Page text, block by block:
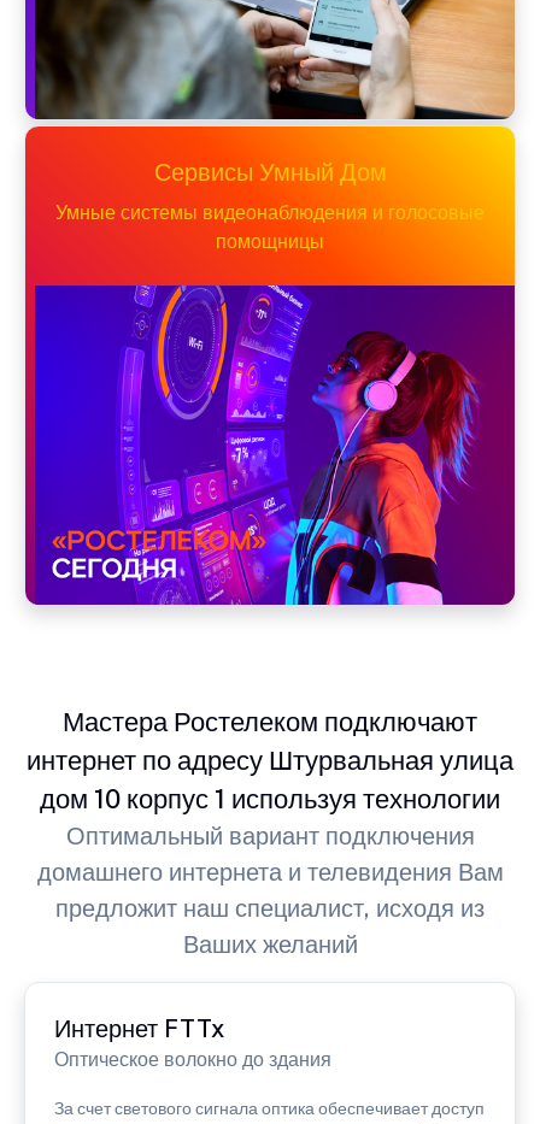
Сервисы Умный Дом
Умные системы видеонаблюдения и голосовые
помощницы
Мастера Ростелеком подключают
интернет по адресу Штурвальная улица
дом 10 корпус 1 используя технологии
Оптимальный вариант подключения
домашнего интернета и телевидения Вам
предложит наш специалист, исходя из
Ваших желаний
Интернет FTTx
Оптическое волокно до здания
За счет светового сигнала оптика обеспечивает доступ